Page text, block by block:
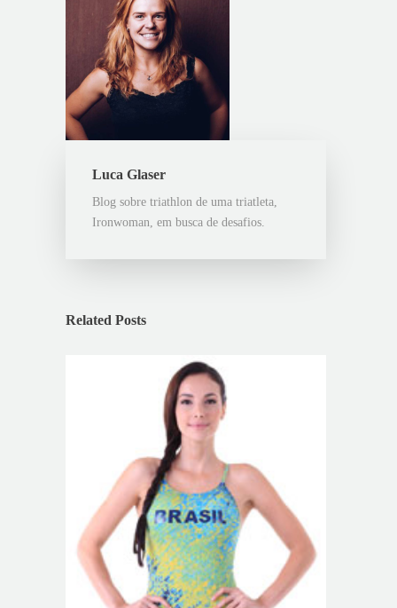
Luca Glaser
Blog sobre triathlon de uma triatleta,
Ironwoman, em busca de desafios.
Related Posts